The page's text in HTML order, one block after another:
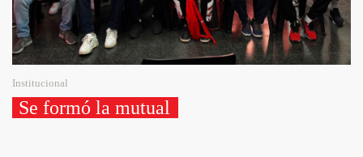
Institucional
Se formó la mutual